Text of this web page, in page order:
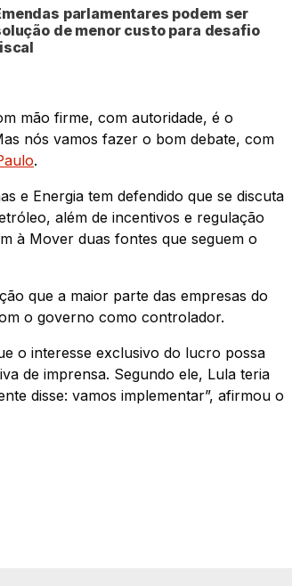
parlamentares podem ser
de menor custo para desafio
mão firme, com autoridade, é o
nós vamos fazer o bom debate, com
.
e Energia tem defendido que se discuta
além de incentivos e regulação
à Mover duas fontes que seguem o
que a maior parte das empresas do
o governo como controlador.
o interesse exclusivo do lucro possa
de imprensa. Segundo ele, Lula teria
disse: vamos implementar”, afirmou o